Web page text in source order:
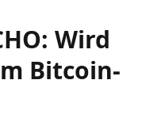
Wird
Bitcoin-